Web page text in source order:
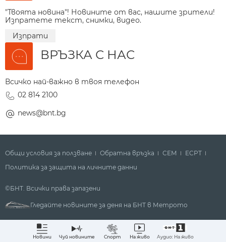
"Твоята новина"! Новините от вас, нашите зрители!
Изпратете текст, снимки, видео.
Изпрати
ВРЪЗКА С НАС
Всичко най-важно в твоя телефон
02 814 2100
news@bnt.bg
Новини Чуй новините Спорт На живо Аудио: На живо
Общи условия за ползване Обратна връзка СЕМ
ECPT
Политика за защита на личните данни
©БНТ. Всички права запазени
Гледайте новините за деня на БНТ в Метрото